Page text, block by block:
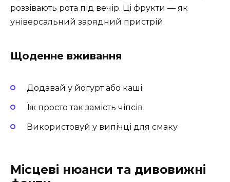
роззівають рота під вечір. Ці фрукти — як
універсальний зарядний пристрій.
Щоденне вживання
Додавай у йогурт або каші
Їж просто так замість чіпсів
Використовуй у випічці для смаку
Місцеві нюанси та дивовижні